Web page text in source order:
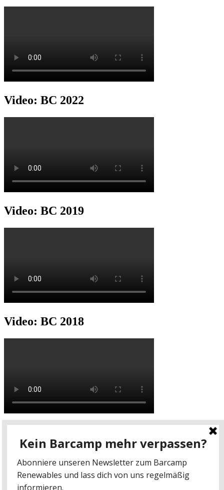
Video: BC 2022
Video: BC 2019
Video: BC 2018